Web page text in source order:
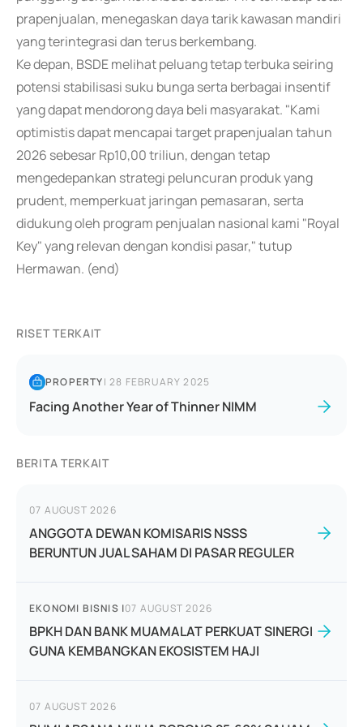
prapenjualan, menegaskan daya tarik kawasan mandiri
yang terintegrasi dan terus berkembang.
Ke depan, BSDE melihat peluang tetap terbuka seiring
potensi stabilisasi suku bunga serta berbagai insentif
yang dapat mendorong daya beli masyarakat. "Kami
optimistis dapat mencapai target prapenjualan tahun
2026 sebesar Rp10,00 triliun, dengan tetap
mengedepankan strategi peluncuran produk yang
prudent, memperkuat jaringan pemasaran, serta
didukung oleh program penjualan nasional kami "Royal
Key" yang relevan dengan kondisi pasar," tutup
Hermawan. (end)
RISET TERKAIT
PROPERTY|28 FEBRUARY 2025
Facing Another Year of Thinner NIMM
BERITA TERKAIT
07 AUGUST 2026
ANGGOTA DEWAN KOMISARIS NSSS
BERUNTUN JUAL SAHAM DI PASAR REGULER
EKONOMI BISNIS |07 AUGUST 2026
BPKH DAN BANK MUAMALAT PERKUAT SINERGI
GUNA KEMBANGKAN EKOSISTEM HAJI
07 AUGUST 2026